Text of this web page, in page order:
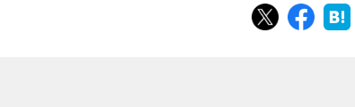
ツイートシェア